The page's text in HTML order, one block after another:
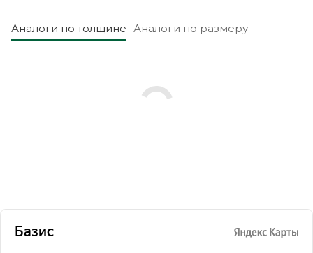
Аналоги по толщине Аналоги по размеру